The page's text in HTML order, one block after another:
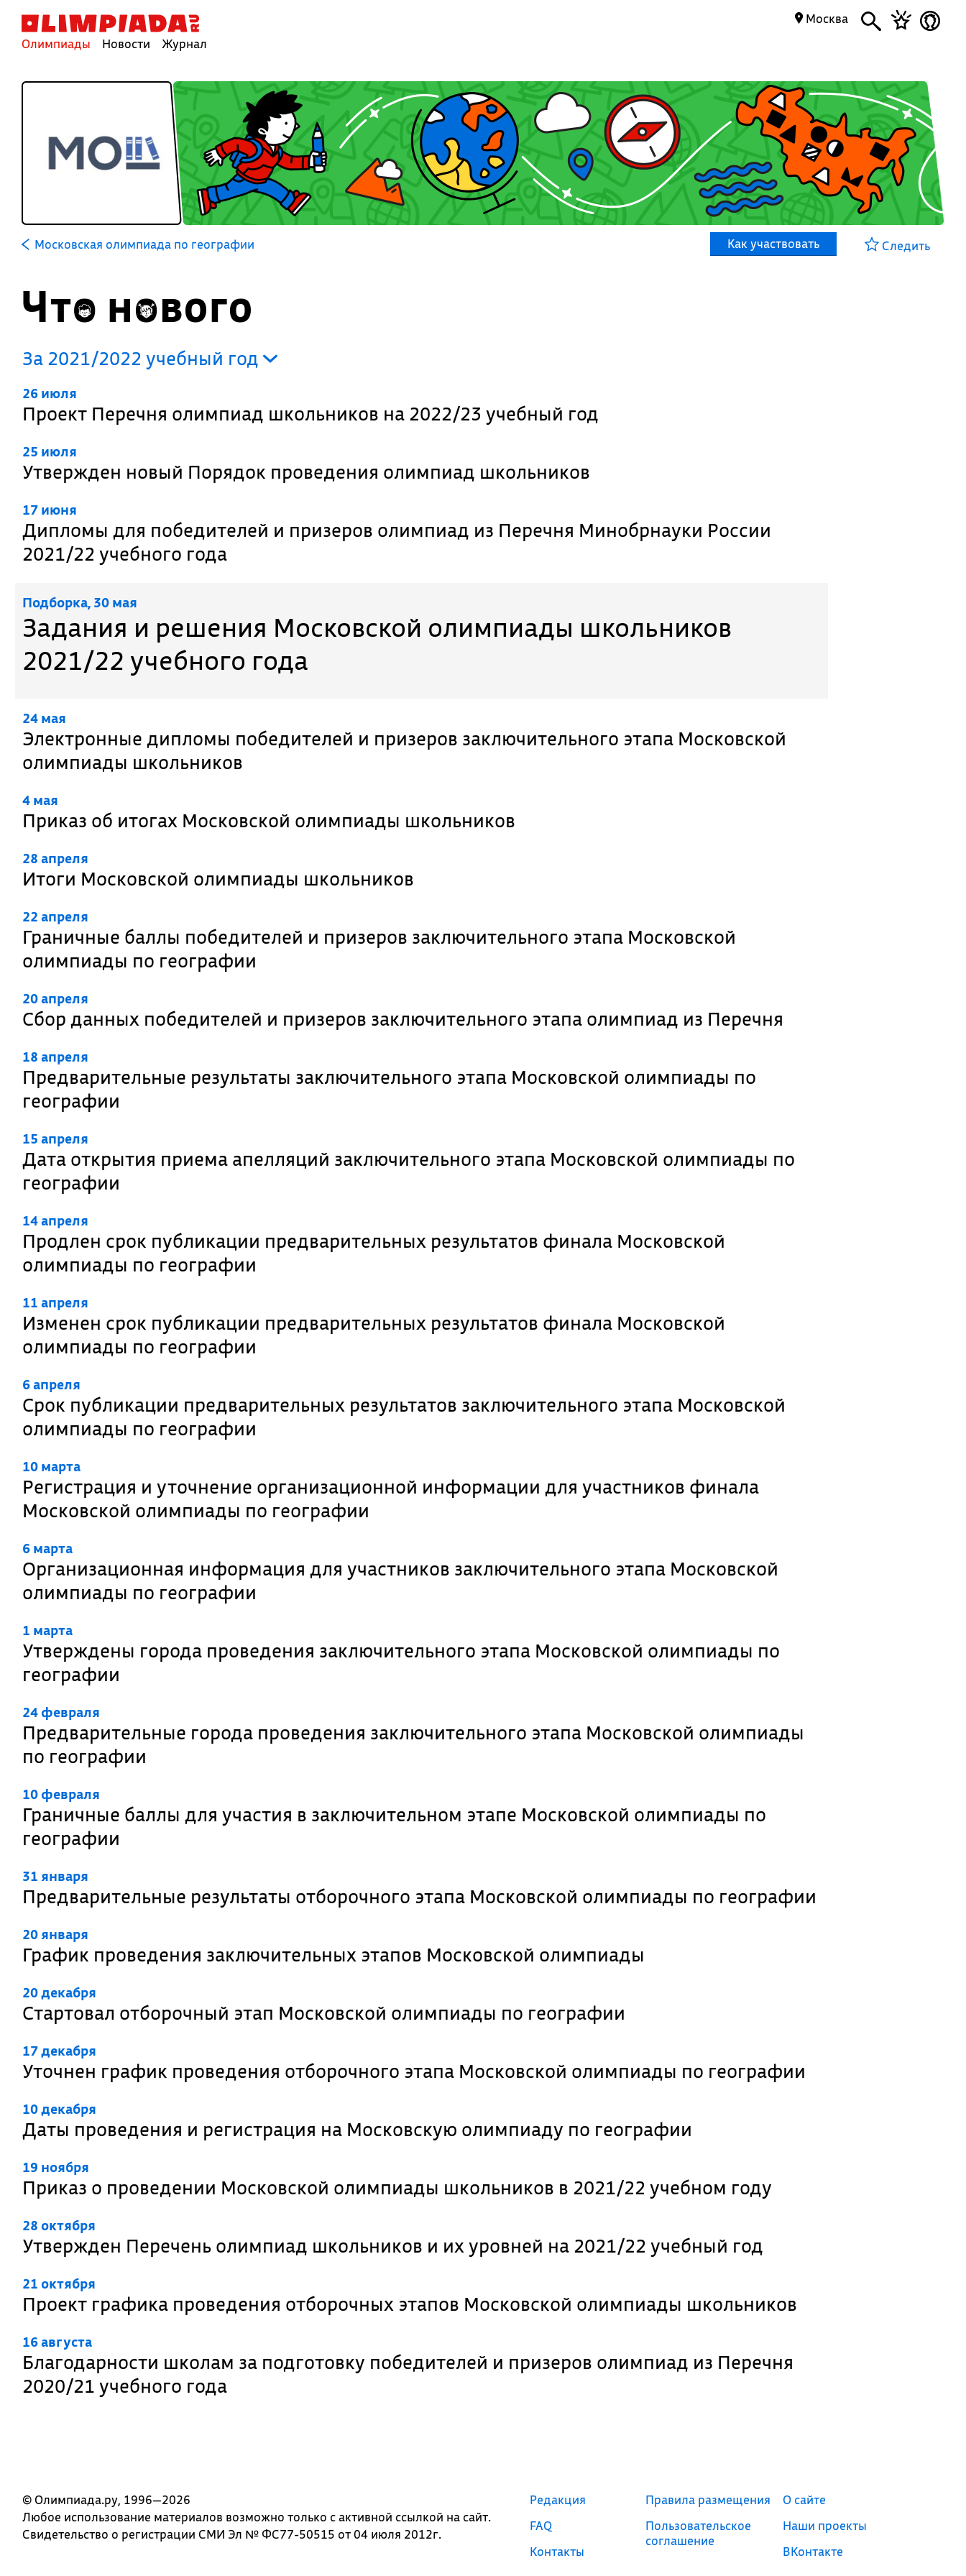
Олимпиады Новости Журнал
Москва
Московская олимпиада по географии Как участвовать Следить
Что нового
За 2021/2022 учебный год
26 июля
Проект Перечня олимпиад школьников на 2022/23 учебный год
25 июля
Утвержден новый Порядок проведения олимпиад школьников
17 июня
Дипломы для победителей и призеров олимпиад из Перечня Минобрнауки России
2021/22 учебного года
Подборка, 30 мая
Задания и решения Московской олимпиады школьников
2021/22 учебного года
24 мая
Электронные дипломы победителей и призеров заключительного этапа Московской
олимпиады школьников
4 мая
Приказ об итогах Московской олимпиады школьников
28 апреля
Итоги Московской олимпиады школьников
22 апреля
Граничные баллы победителей и призеров заключительного этапа Московской
олимпиады по географии
20 апреля
Сбор данных победителей и призеров заключительного этапа олимпиад из Перечня
18 апреля
Предварительные результаты заключительного этапа Московской олимпиады по
географии
15 апреля
Дата открытия приема апелляций заключительного этапа Московской олимпиады по
географии
14 апреля
Продлен срок публикации предварительных результатов финала Московской
олимпиады по географии
11 апреля
Изменен срок публикации предварительных результатов финала Московской
олимпиады по географии
6 апреля
Срок публикации предварительных результатов заключительного этапа Московской
олимпиады по географии
10 марта
Регистрация и уточнение организационной информации для участников финала
Московской олимпиады по географии
6 марта
Организационная информация для участников заключительного этапа Московской
олимпиады по географии
1 марта
Утверждены города проведения заключительного этапа Московской олимпиады по
географии
24 февраля
Предварительные города проведения заключительного этапа Московской олимпиады
по географии
10 февраля
Граничные баллы для участия в заключительном этапе Московской олимпиады по
географии
31 января
Предварительные результаты отборочного этапа Московской олимпиады по географии
20 января
График проведения заключительных этапов Московской олимпиады
20 декабря
Стартовал отборочный этап Московской олимпиады по географии
17 декабря
Уточнен график проведения отборочного этапа Московской олимпиады по географии
10 декабря
Даты проведения и регистрация на Московскую олимпиаду по географии
19 ноября
Приказ о проведении Московской олимпиады школьников в 2021/22 учебном году
28 октября
Утвержден Перечень олимпиад школьников и их уровней на 2021/22 учебный год
21 октября
Проект графика проведения отборочных этапов Московской олимпиады школьников
16 августа
Благодарности школам за подготовку победителей и призеров олимпиад из Перечня
2020/21 учебного года
© Олимпиада.ру, 1996—2026
Любое использование материалов возможно только с активной ссылкой на сайт.
Свидетельство о регистрации СМИ Эл № ФС77-50515 от 04 июля 2012г.
Редакция
FAQ
Контакты
Правила размещения
Пользовательское
соглашение
О сайте
Наши проекты
ВКонтакте